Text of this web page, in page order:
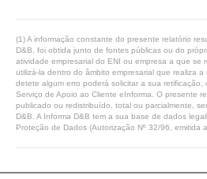
(1) A informação constante do presente relatório
D&B, foi obtida junto de fontes públicas ou do
atividade empresarial do ENI ou empresa a que se
utilizá-la dentro do âmbito empresarial que realiza
detete algum erro poderá solicitar a sua
Serviço de Apoio ao Cliente eInforma. O presente
publicado ou redistribuído, total ou parcialmente,
D&B. A Informa D&B tem a sua base de dados
Proteção de Dados (Autorização Nº 32/96, emitida